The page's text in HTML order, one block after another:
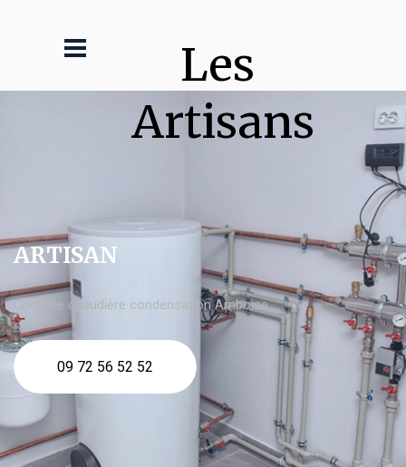
Les
Artisans
ARTISAN
Contrôle chaudière condensation Amboise
09 72 56 52 52